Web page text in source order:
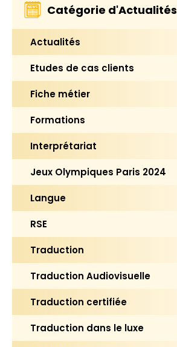
Catégorie d'Actualités
Actualités
Etudes de cas clients
Fiche métier
Formations
Interprétariat
Jeux Olympiques Paris 2024
Langue
RSE
Traduction
Traduction Audiovisuelle
Traduction certifiée
Traduction dans le luxe